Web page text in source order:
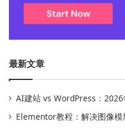
最新文章
AI建站 vs WordPress：
Elementor教程：解决图像